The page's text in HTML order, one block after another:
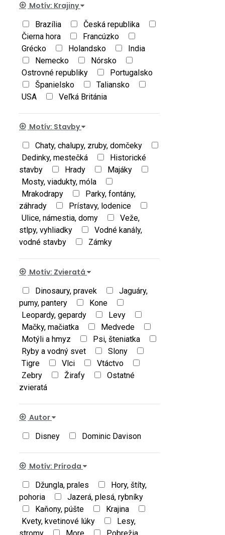
Motív: Krajiny
Brazília
Česká republika
Čierna hora
Francúzko
Grécko
Holandsko
India
Nemecko
Nórsko
Ostrovné republiky
Portugalsko
Španielsko
Taliansko
USA
Veľká Británia
Motív: Stavby
Chaty, chalupy, zruby, domčeky
Dedinky, mestečká
Historické
stavby
Hrady
Majáky
Mosty, viadukty, móla
Mrakodrapy
Parky, fontány,
záhrady
Prístavy, lodenice
Ulice, námestia, domy
Veže,
stlpy, vyhliadky
Vodné kanály,
vodné stavby
Zámky
Motív: Zvieratá
Dinosaury, pravek
Jaguáry,
pumy, pantery
Kone
Leopardy, gepardy
Levy
Mačky, mačiatka
Medvede
Motýli a hmyz
Psi, šteniatka
Ryby a vodný svet
Slony
Tigre
Vlci
Vtáctvo
Zebry
Žirafy
Ostatné
zvieratá
Autor
Disney Dominic Davison
Motív: Príroda
Džungla, prales
Hory, štíty,
pohoria
Jazerá, plesá, rybníky
Kaňony, púšte
Krajina
Kvety, kvetinové lúky
Lesy,